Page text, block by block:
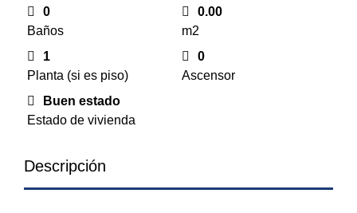
0
Baños
0.00
m2
1
Planta (si es piso)
0
Ascensor
Buen estado
Estado de vivienda
Descripción